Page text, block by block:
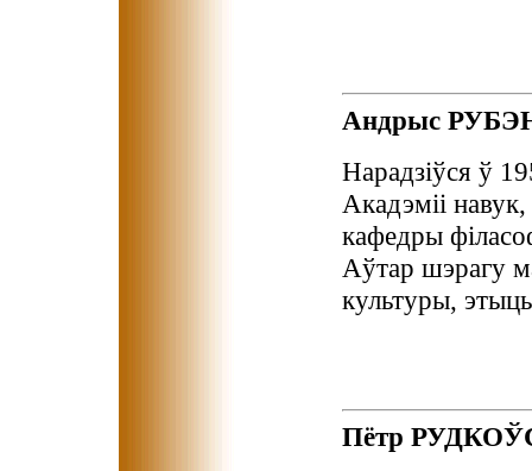
Андрыс
Нарадзіўся ў
Акадэміі
кафедры
Аўтар шэрагу
культуры,
Пётр